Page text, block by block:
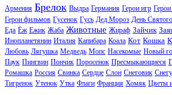
Армения Брелок Выдра Германия Герои игр
Герои фильмов Гусенок Гусь Дед Мороз День
Еда Ёж Ежик Жаба Животные Жираф Зайчик
Инопланетянин Италия Капибара Коала Кот Кошка
Любовь Лягушка Медведь Мопс Насекомые Новый
Паук Пингвин Пончик Поросенок Пресмыкающиеся
Ромашка Россия Свинка Сердце Слон Снеговик
Тигренок Утенок Утка Флаги Франция Хомяк Цветы